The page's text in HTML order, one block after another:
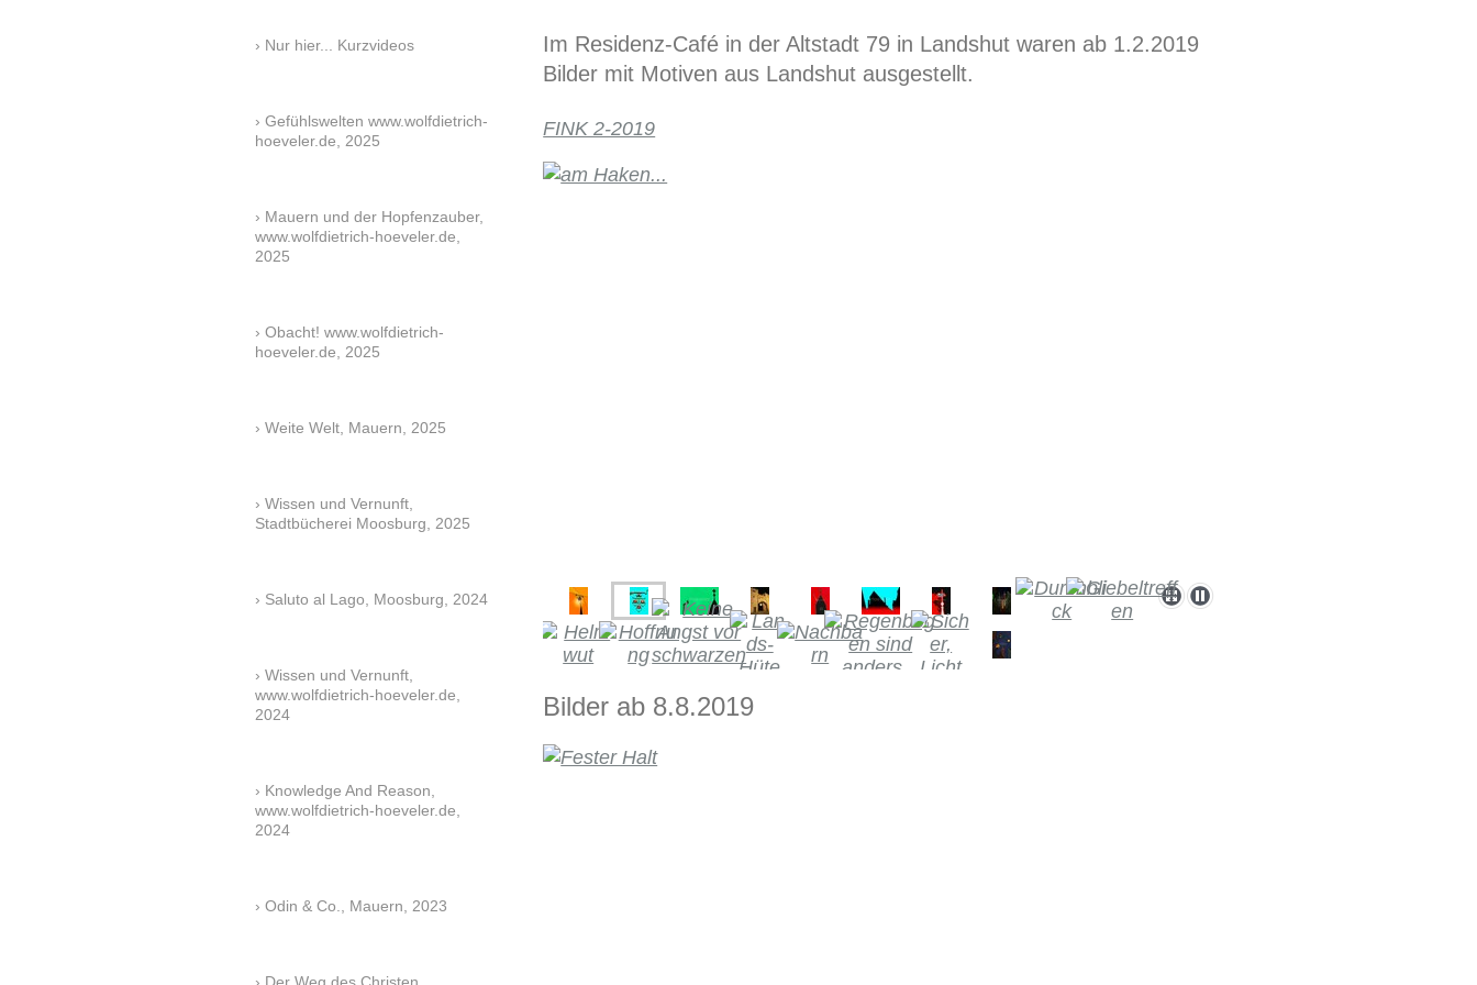
Im Residenz-Café in der Altstadt 79 in Landshut waren ab 1.2.2019
Bilder mit Motiven aus Landshut ausgestellt.
FINK 2-2019
Bilder ab 8.8.2019
Nur hier... Kurzvideos
Gefühlswelten www.wolfdietrich-
hoeveler.de, 2025
Mauern und der Hopfenzauber,
www.wolfdietrich-hoeveler.de,
2025
Obacht! www.wolfdietrich-
hoeveler.de, 2025
Weite Welt, Mauern, 2025
Wissen und Vernunft,
Stadtbücherei Moosburg, 2025
Saluto al Lago, Moosburg, 2024
Wissen und Vernunft,
www.wolfdietrich-hoeveler.de,
2024
Knowledge And Reason,
www.wolfdietrich-hoeveler.de,
2024
Odin & Co., Mauern, 2023